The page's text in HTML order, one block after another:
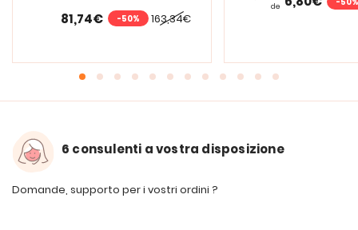
163,34€
81,74€ -50%
de
6 consulenti a vostra disposizione
Domande, supporto per i vostri ordini ?